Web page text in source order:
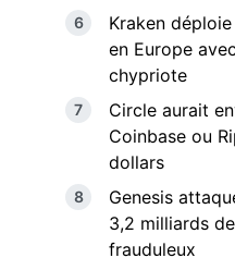
Kraken
en Europe
chypriote
Circle aurait
Coinbase ou
dollars
Genesis
3,2 milliards
frauduleux